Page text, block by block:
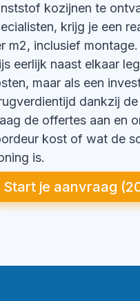
kozijnen te
krijg je een
m2, inclusief
eerlijk naast elkaar
maar als een
dankzij
de offertes aan en
kost of wat de
is.
Start je aanvraag